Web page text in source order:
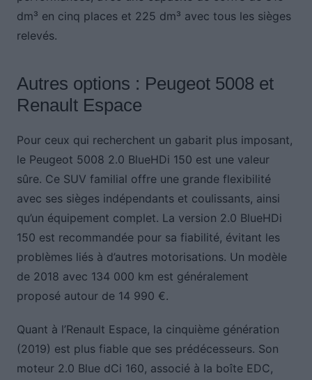
dm³ en cinq places et 225 dm³ avec tous les sièges
relevés.
Autres options : Peugeot 5008 et
Renault Espace
Pour ceux qui recherchent un gabarit plus imposant,
le Peugeot 5008 2.0 BlueHDi 150 est une valeur
sûre. Ce SUV familial offre une grande flexibilité
avec ses sièges indépendants et coulissants, ainsi
qu’un équipement complet. La version 2.0 BlueHDi
150 est recommandée pour sa fiabilité, évitant les
problèmes liés à d’autres motorisations. Un modèle
de 2018 avec 134 000 km est généralement
proposé autour de 14 990 €.
Quant à l’Renault Espace, la cinquième génération
(2019) est plus fiable que ses prédécesseurs. Son
moteur 2.0 Blue dCi 160, associé à la boîte EDC,